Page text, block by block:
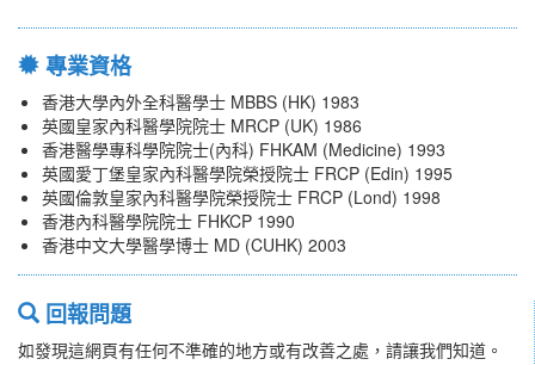
專業資格
香港大學內外全科醫學士 MBBS (HK) 1983
英國皇家內科醫學院院士 MRCP (UK) 1986
香港醫學專科學院院士(內科) FHKAM (Medicine) 1993
英國愛丁堡皇家內科醫學院榮授院士 FRCP (Edin) 1995
英國倫敦皇家內科醫學院榮授院士 FRCP (Lond) 1998
香港內科醫學院院士 FHKCP 1990
香港中文大學醫學博士 MD (CUHK) 2003
回報問題
如發現這網頁有任何不準確的地方或有改善之處，請讓我們知道。